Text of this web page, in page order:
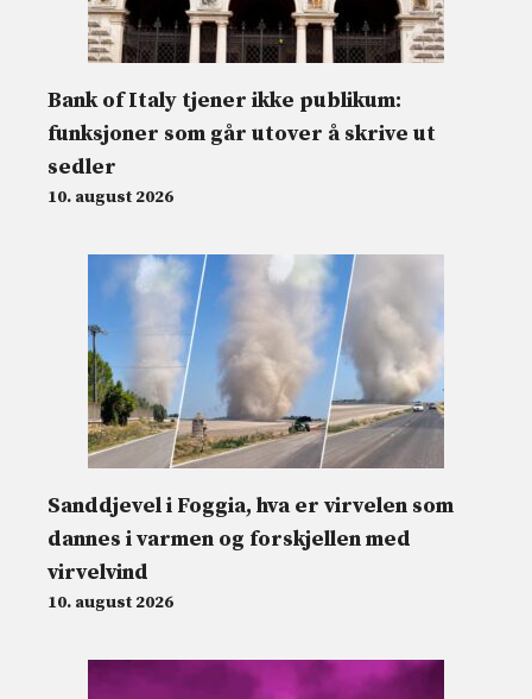
Bank of Italy tjener ikke publikum:
funksjoner som går utover å skrive ut
sedler
10. august 2026
Sanddjevel i Foggia, hva er virvelen som
dannes i varmen og forskjellen med
virvelvind
10. august 2026